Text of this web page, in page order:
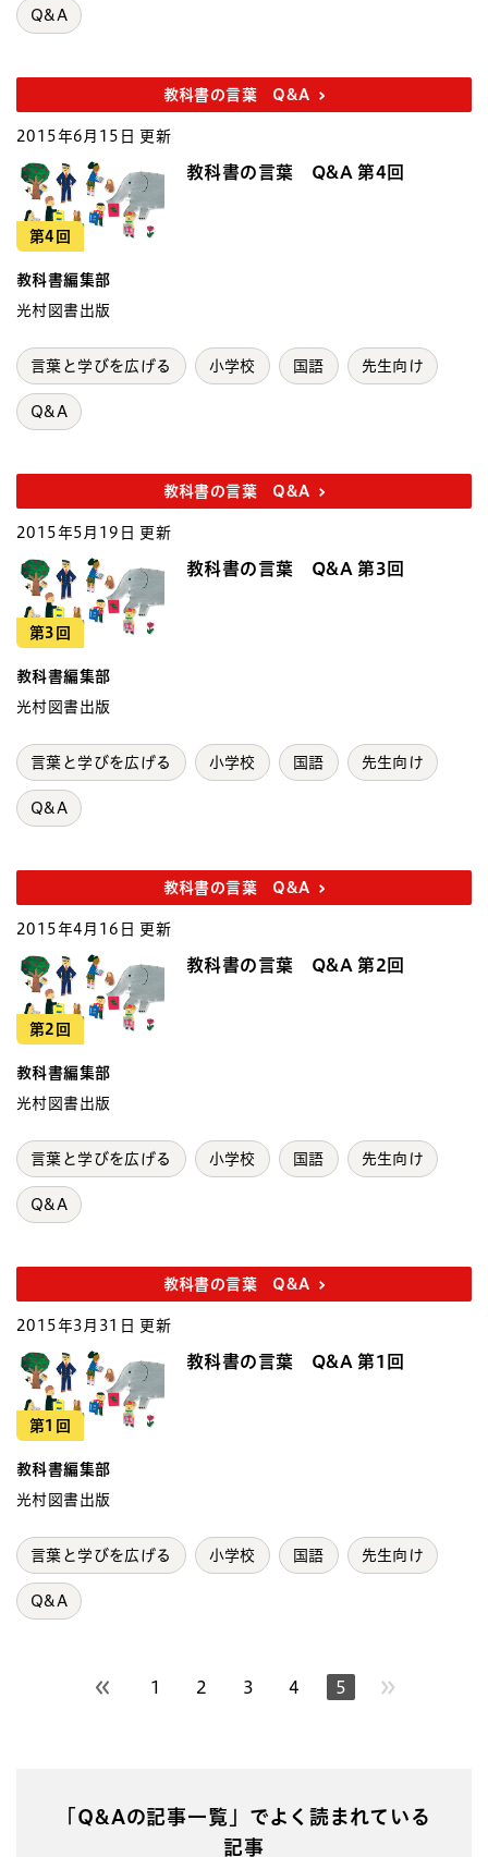
Q&A
教科書の言葉 Q&A
2015年6月15日 更新
第4回
教科書の言葉 Q&A 第4回
教科書編集部
光村図書出版
言葉と学びを広げる 小学校 国語 先生向け
Q&A
教科書の言葉 Q&A
2015年5月19日 更新
第3回
教科書の言葉 Q&A 第3回
教科書編集部
光村図書出版
言葉と学びを広げる 小学校 国語 先生向け
Q&A
教科書の言葉 Q&A
2015年4月16日 更新
第2回
教科書の言葉 Q&A 第2回
教科書編集部
光村図書出版
言葉と学びを広げる 小学校 国語 先生向け
Q&A
教科書の言葉 Q&A
2015年3月31日 更新
第1回
教科書の言葉 Q&A 第1回
教科書編集部
光村図書出版
言葉と学びを広げる 小学校 国語 先生向け
Q&A
前のページへ
1 2 3 4 5
「Q&Aの記事一覧」でよく読まれている
記事